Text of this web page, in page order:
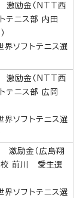
激励金（NTT西
トテニス部 内田
ソフトテニス選
激励金（NTT西
トテニス部 広岡
ソフトテニス選
激励金（広島翔
校 前川 愛生選
ソフトテニス選